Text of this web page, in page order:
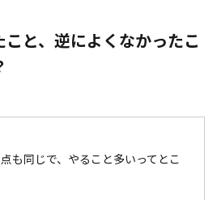
と、逆によくなかったこ
も同じで、やること多いってとこ